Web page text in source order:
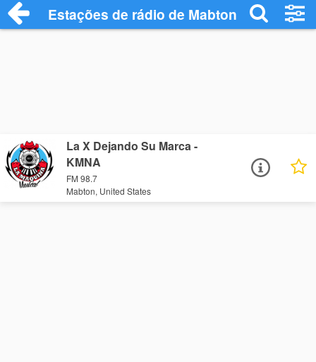
Estações de rádio de Mabton - Ouça
La X Dejando Su Marca -
KMNA
FM 98.7
Mabton, United States